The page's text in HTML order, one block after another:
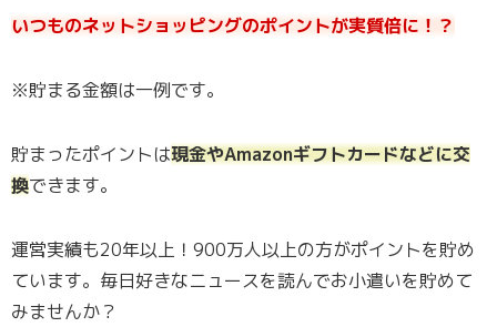
いつものネットショッピングのポイントが実質倍に！？
※貯まる金額は一例です。
貯まったポイントは現金やAmazonギフトカードなどに交
換できます。
運営実績も20年以上！900万人以上の方がポイントを貯め
ています。毎日好きなニュースを読んでお小遣いを貯めて
みませんか？